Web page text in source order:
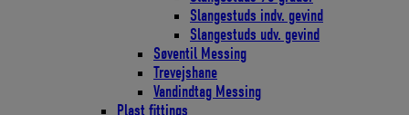
Slangestuds indv. gevind
Slangestuds udv. gevind
Søventil Messing
Trevejshane
Vandindtag Messing
Plast fittings